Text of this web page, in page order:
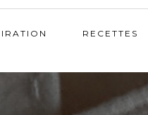
RECETTES